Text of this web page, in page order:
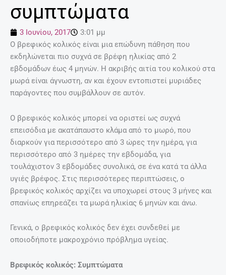
συμπτώματα
3 Ιουνίου, 2017
3:01 μμ
Ο βρεφικός κολικός είναι μια επώδυνη πάθηση που
εκδηλώνεται πιο συχνά σε βρέφη ηλικίας από 2
εβδομάδων έως 4 μηνών. Η ακριβής αιτία του κολικού στα
μωρά είναι άγνωστη, αν και έχουν εντοπιστεί μυριάδες
παράγοντες που συμβάλλουν σε αυτόν.
Ο βρεφικός κολικός μπορεί να οριστεί ως συχνά
επεισόδια με ακατάπαυστο κλάμα από το μωρό, που
διαρκούν για περισσότερο από 3 ώρες την ημέρα, για
περισσότερο από 3 ημέρες την εβδομάδα, για
τουλάχιστον 3 εβδομάδες συνολικά, σε ένα κατά τα άλλα
υγιές βρέφος. Στις περισσότερες περιπτώσεις, ο
βρεφικός κολικός αρχίζει να υποχωρεί στους 3 μήνες και
σπανίως επηρεάζει τα μωρά ηλικίας 6 μηνών και άνω.
Γενικά, ο βρεφικός κολικός δεν έχει συνδεθεί με
οποιοδήποτε μακροχρόνιο πρόβλημα υγείας.
Βρεφικός κολικός: Συμπτώματα